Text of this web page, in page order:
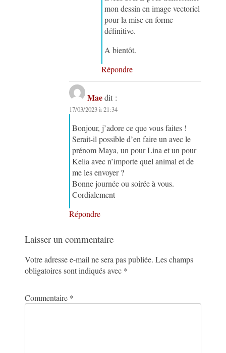
mon dessin en image vectoriel
pour la mise en forme
définitive.
A bientôt.
Répondre
Mae dit :
17/03/2023 à 21:34
Bonjour, j’adore ce que vous faites !
Serait-il possible d’en faire un avec le
prénom Maya, un pour Lina et un pour
Kelia avec n’importe quel animal et de
me les envoyer ?
Bonne journée ou soirée à vous.
Cordialement
Répondre
Laisser un commentaire
Votre adresse e-mail ne sera pas publiée. Les champs
obligatoires sont indiqués avec *
Commentaire *